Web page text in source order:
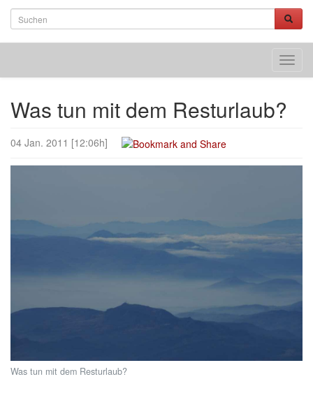
Was tun mit dem Resturlaub?
04 Jan. 2011 [12:06h]
Was tun mit dem Resturlaub?